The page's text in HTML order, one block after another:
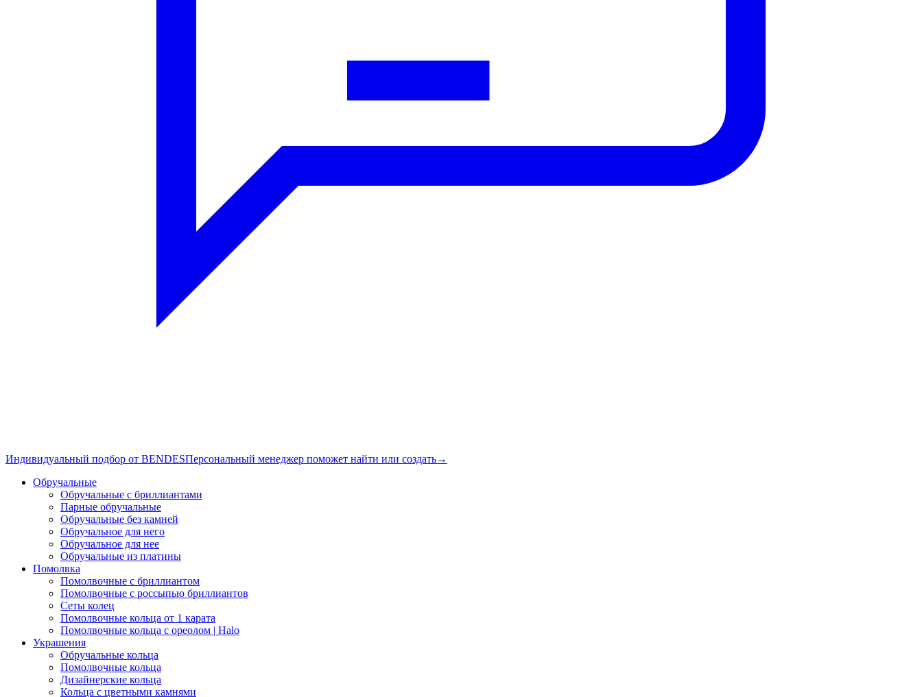
Индивидуальный подбор от BENDESПерсональный менеджер поможет найти или создать→
Обручальные
Обручальные с бриллиантами
Парные обручальные
Обручальные без камней
Обручальное для него
Обручальное для нее
Обручальные из платины
Помолвка
Помолвочные с бриллиантом
Помолвочные с россыпью бриллиантов
Сеты колец
Помолвочные кольца от 1 карата
Помолвочные кольца с ореолом | Halo
Украшения
Обручальные кольца
Помолвочные кольца
Дизайнерские кольца
Кольца с цветными камнями